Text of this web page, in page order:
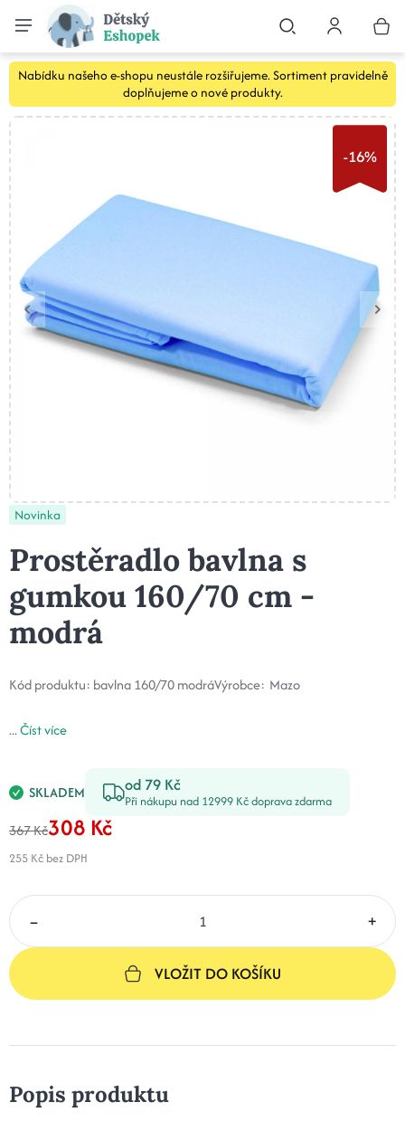
Nabídku našeho e-shopu neustále rozšiřujeme. Sortiment pravidelně
doplňujeme o nové produkty.
-16%
Novinka
Prostěradlo bavlna s
gumkou 160/70 cm -
modrá
Kód produktu: bavlna 160/70 modráVýrobce: Mazo
...Číst více
SKLADEM od 79 Kč
Při nákupu nad 12999 Kč doprava zdarma
367 Kč308 Kč
255 Kč bez DPH
– +
VLOŽIT DO KOŠÍKU
Popis produktu